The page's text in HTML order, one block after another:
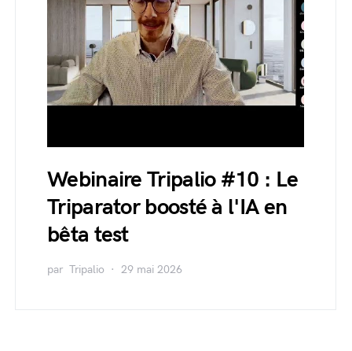
Webinaire Tripalio #10 : Le
Triparator boosté à l'IA en
bêta test
par Tripalio 29 mai 2026